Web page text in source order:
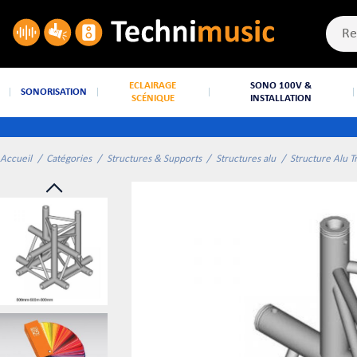
SONORISATION
ECLAIRAGE
SCÉNIQUE
SONO 100V &
INSTALLATION
Accueil Catégories Structures & Supports Structures alu Structure Alu